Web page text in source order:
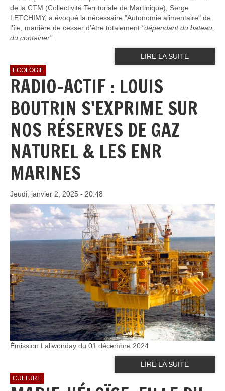
de la CTM (Collectivité Territoriale de Martinique), Serge
LETCHIMY, a évoqué la nécessaire "Autonomie alimentaire" de
l'île, manière de cesser d'être totalement "dépendant du bateau,
du container".
LIRE LA SUITE
ECOLOGIE
RADIO-ACTIF : LOUIS
BOUTRIN S'EXPRIME SUR
NOS RÉSERVES DE GAZ
NATUREL & LES ENR
MARINES
Jeudi, janvier 2, 2025 - 20:48
Émission Laliwonday du 01 décembre 2024
LIRE LA SUITE
CULTURE